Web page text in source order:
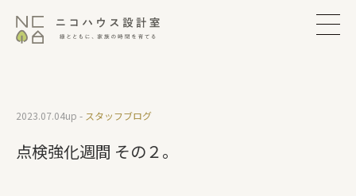
点検強化週間 その２。
2023.07.04up - スタッフブログ